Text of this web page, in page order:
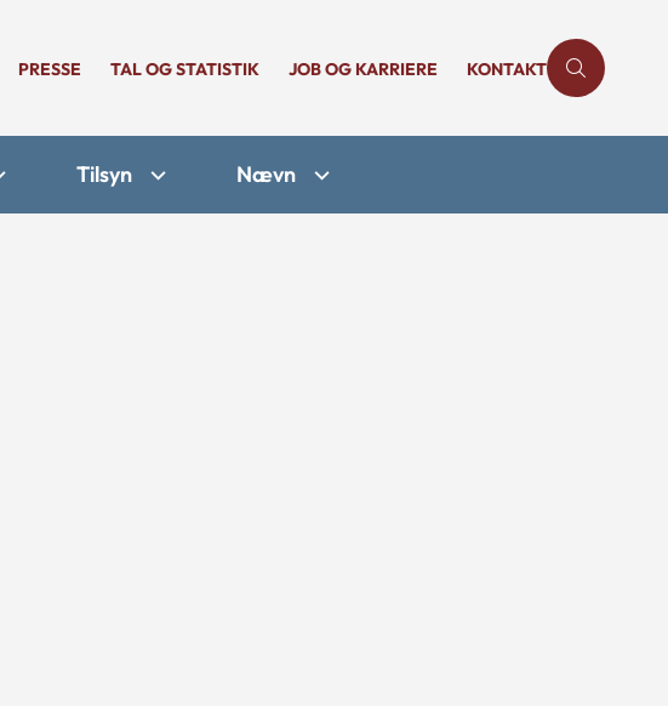
PRESSE TAL OG STATISTIK JOB OG KARRIERE KONTAKT
Tilsyn Nævn